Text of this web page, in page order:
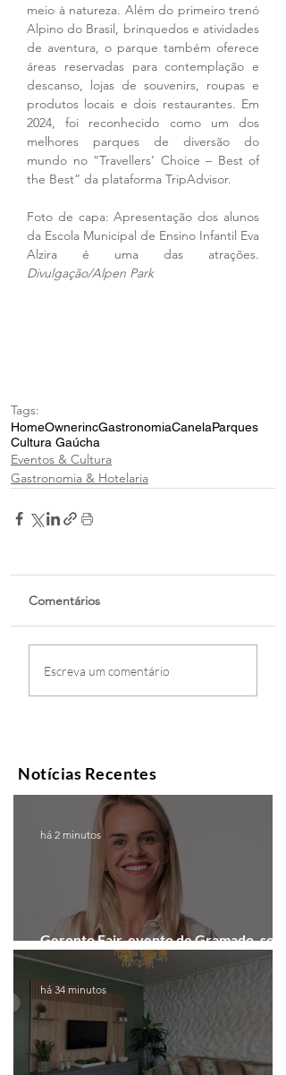
meio à natureza. Além do primeiro trenó
Alpino do Brasil, brinquedos e atividades
de aventura, o parque também oferece
áreas reservadas para contemplação e
descanso, lojas de souvenirs, roupas e
produtos locais e dois restaurantes. Em
2024, foi reconhecido como um dos
melhores parques de diversão do
mundo no “Travellers’ Choice – Best of
the Best” da plataforma TripAdvisor.
Foto de capa: Apresentação dos alunos
da Escola Municipal de Ensino Infantil Eva
Divulgação/Alpen Park
Tags:
HomeOwnerincGastronomiaCanelaParques
Cultura Gaúcha
Eventos & Cultura
Gastronomia & Hotelaria
Comentários
Escreva um comentário
Notícias Recentes
Geronto Fair, evento de Gramado, será
realizada em formato digital
há 2 minutos
há 34 minutos